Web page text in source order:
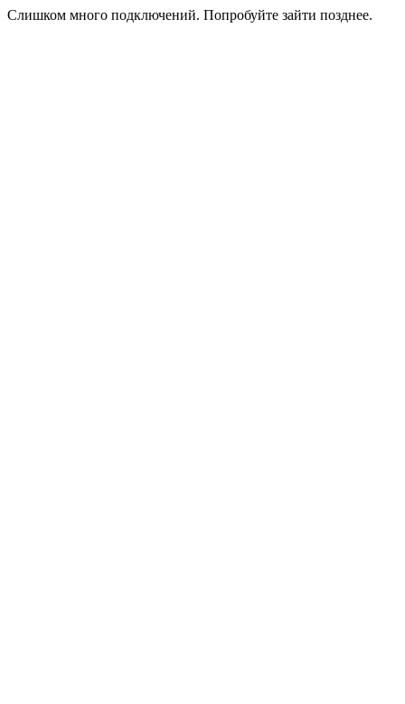
Слишком много подключений. Попробуйте зайти позднее.